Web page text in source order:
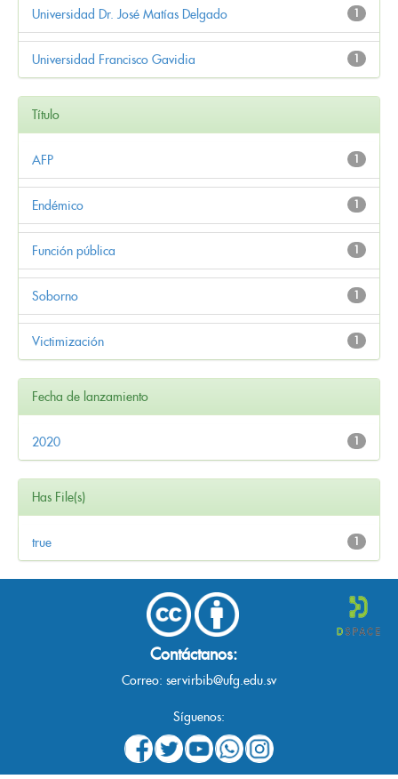
1
Universidad Dr. José Matías Delgado
1
Universidad Francisco Gavidia
Título
1
AFP
1
Endémico
1
Función pública
1
Soborno
1
Victimización
Fecha de lanzamiento
1
2020
Has File(s)
1
true
Contáctanos:
Correo: servirbib@ufg.edu.sv
Síguenos: